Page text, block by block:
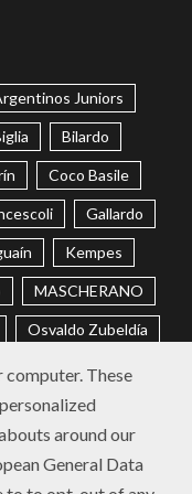
Juniors
Bilardo
Coco Basile
Gallardo
Kempes
MASCHERANO
Osvaldo Zubeldía
Ramón Díaz
Sampaoli
Veira Vélez
These
around our
General Data